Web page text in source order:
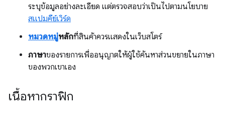
ระบุข้อมูลอย่างละเอียด แต่ตรวจสอบว่าเป็นไปตามนโยบาย
สแปมคีย์เวิร์ด
หมวดหมู่หลักที่สินค้าควรแสดงในเว็บสโตร์
ภาษาของรายการเพื่ออนุญาตให้ผู้ใช้ค้นหาส่วนขยายในภาษา
ของพวกเขาเอง
เนื้อหากราฟิก